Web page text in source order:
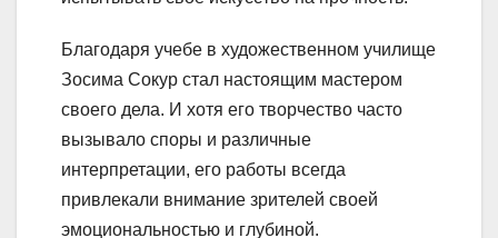
Благодаря учебе в художественном училище
Зосима Сокур стал настоящим мастером
своего дела. И хотя его творчество часто
вызывало споры и различные
интерпретации, его работы всегда
привлекали внимание зрителей своей
эмоциональностью и глубиной.